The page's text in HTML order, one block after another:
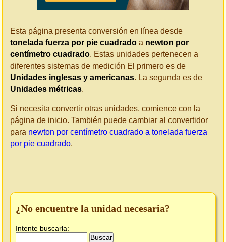
Esta página presenta conversión en línea desde
tonelada fuerza por pie cuadrado a newton por
centímetro cuadrado. Estas unidades pertenecen a
diferentes sistemas de medición El primero es de
Unidades inglesas y americanas. La segunda es de
Unidades métricas.
Si necesita convertir otras unidades, comience con la
página de inicio. También puede cambiar al convertidor
para newton por centímetro cuadrado a tonelada fuerza
por pie cuadrado.
¿No encuentre la unidad necesaria?
Intente buscarla: